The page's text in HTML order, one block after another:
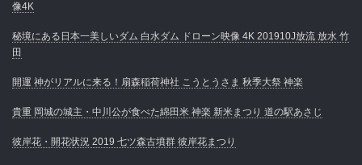
像4K
秘境にある日本一美しいダム 白水ダム ドローン映像 4K 201910J放流 放水 竹
田
開運 神がリアルに来る！扇森稲荷神社 こうとうさま 秋季大祭 神楽
貴重 岡城の城主・中川公が食べた綿田米 神楽 新米まつり 道の駅あさじ
彼岸花・開花状況 2019 七ツ森古墳群 彼岸花まつり